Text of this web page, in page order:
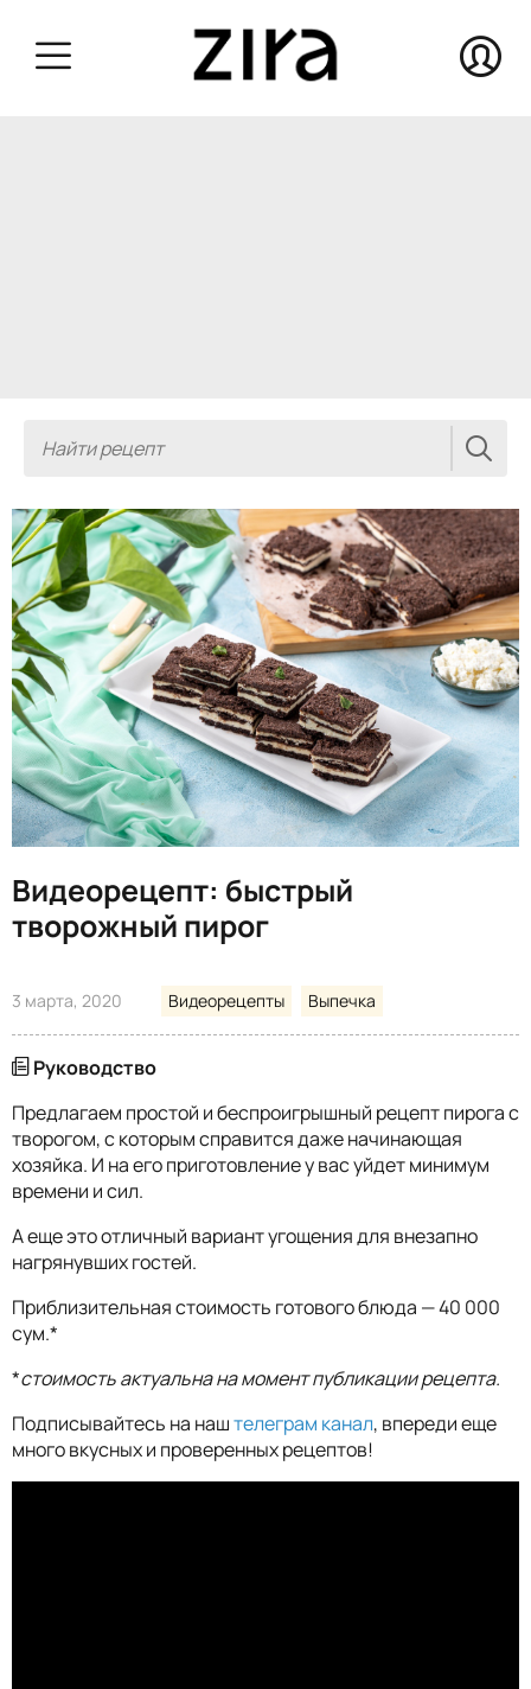
Видеорецепт: быстрый
творожный пирог
3 марта, 2020 Видеорецепты Выпечка
Руководство
Предлагаем простой и беспроигрышный рецепт пирога с
творогом, с которым справится даже начинающая
хозяйка. И на его приготовление у вас уйдет минимум
времени и сил.
А еще это отличный вариант угощения для внезапно
нагрянувших гостей.
Приблизительная стоимость готового блюда — 40 000
сум.*
*стоимость актуальна на момент публикации рецепта.
Подписывайтесь на наштелеграм канал, впереди еще
много вкусных и проверенных рецептов!